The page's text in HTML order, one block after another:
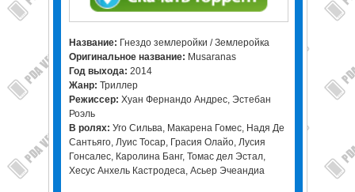
Название: Гнездо землеройки / Землеройка
Оригинальное название: Musaranas
Год выхода: 2014
Жанр: Триллер
Режиссер: Хуан Фернандо Андрес, Эстебан
Роэль
В ролях: Уго Сильва, Макарена Гомес, Надя Де
Сантьяго, Луис Тосар, Грасия Олайо, Лусия
Гонсалес, Каролина Банг, Томас дел Эстал,
Хесус Анхель Кастродеса, Асьер Эчеандиа